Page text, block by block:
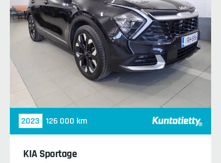
2023 126 000 km
KIA Sportage